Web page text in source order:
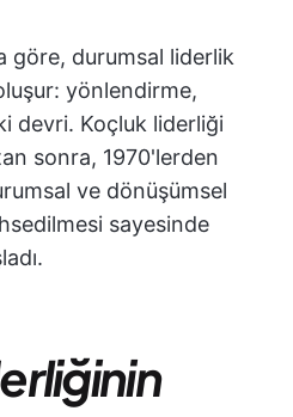
göre, durumsal liderlik
yönlendirme,
devri. Koçluk liderliği
sonra, 1970'lerden
ve dönüşümsel
sayesinde